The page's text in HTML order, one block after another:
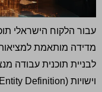
עבור הלקוח הישראלי
מדידה מותאמת
לבניית תוכנית עבודה